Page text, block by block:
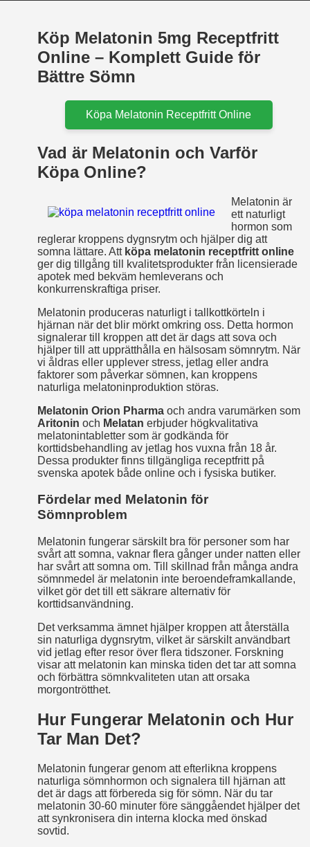
Köp Melatonin 5mg Receptfritt
Online – Komplett Guide för
Bättre Sömn
Köpa Melatonin Receptfritt Online
Vad är Melatonin och Varför
Köpa Online?
Melatonin är
ett naturligt
hormon som
reglerar kroppens dygnsrytm och hjälper dig att
somna lättare. Att köpa melatonin receptfritt online
ger dig tillgång till kvalitetsprodukter från licensierade
apotek med bekväm hemleverans och
konkurrenskraftiga priser.
Melatonin produceras naturligt i tallkottkörteln i
hjärnan när det blir mörkt omkring oss. Detta hormon
signalerar till kroppen att det är dags att sova och
hjälper till att upprätthålla en hälsosam sömnrytm. När
vi åldras eller upplever stress, jetlag eller andra
faktorer som påverkar sömnen, kan kroppens
naturliga melatoninproduktion störas.
Melatonin Orion Pharmaoch andra varumärken som
Aritonin och Melatan erbjuder högkvalitativa
melatonintabletter som är godkända för
korttidsbehandling av jetlag hos vuxna från 18 år.
Dessa produkter finns tillgängliga receptfritt på
svenska apotek både online och i fysiska butiker.
Fördelar med Melatonin för
Sömnproblem
Melatonin fungerar särskilt bra för personer som har
svårt att somna, vaknar flera gånger under natten eller
har svårt att somna om. Till skillnad från många andra
sömnmedel är melatonin inte beroendeframkallande,
vilket gör det till ett säkrare alternativ för
korttidsanvändning.
Det verksamma ämnet hjälper kroppen att återställa
sin naturliga dygnsrytm, vilket är särskilt användbart
vid jetlag efter resor över flera tidszoner. Forskning
visar att melatonin kan minska tiden det tar att somna
och förbättra sömnkvaliteten utan att orsaka
morgontrötthet.
Hur Fungerar Melatonin och Hur
Tar Man Det?
Melatonin fungerar genom att efterlikna kroppens
naturliga sömnhormon och signalera till hjärnan att
det är dags att förbereda sig för sömn. När du tar
melatonin 30-60 minuter före sänggåendet hjälper det
att synkronisera din interna klocka med önskad
sovtid.